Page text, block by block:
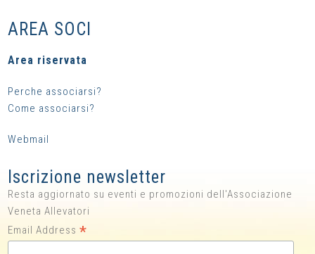
AREA SOCI
Area riservata
Perche associarsi?
Come associarsi?
Webmail
Iscrizione newsletter
Resta aggiornato su eventi e promozioni dell'Associazione
Veneta Allevatori
Email Address*